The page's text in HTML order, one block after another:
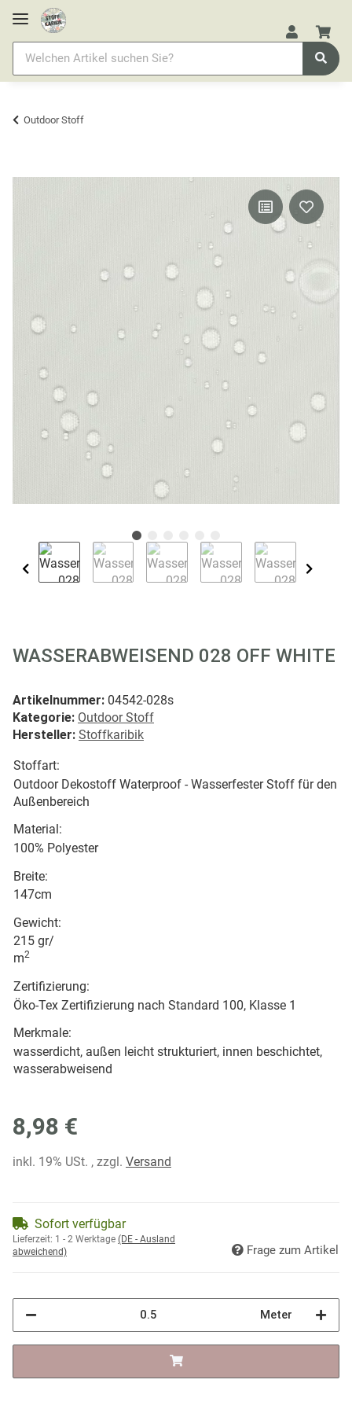
Outdoor Stoff
WASSERABWEISEND 028 OFF WHITE
Artikelnummer: 04542-028s
Kategorie: Outdoor Stoff
Hersteller: Stoffkaribik
Stoffart:
Outdoor Dekostoff Waterproof - Wasserfester Stoff für den
Außenbereich
Material:
100% Polyester
Breite:
147cm
Gewicht:
215 gr/
m2
Zertifizierung:
Öko-Tex Zertifizierung nach Standard 100, Klasse 1
Merkmale:
wasserdicht, außen leicht strukturiert, innen beschichtet,
wasserabweisend
8,98 €
inkl. 19% USt. , zzgl. Versand
Sofort verfügbar
Lieferzeit: 1 - 2 Werktage (DE - Ausland
abweichend)
Frage zum Artikel
Meter